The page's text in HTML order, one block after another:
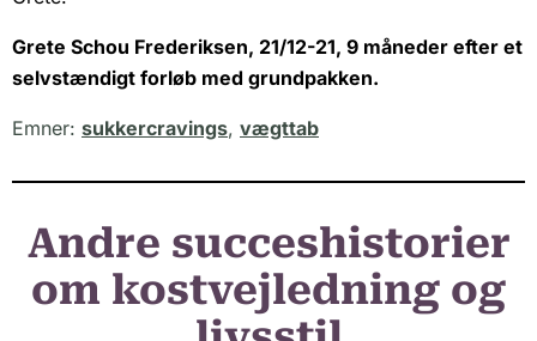
Grete Schou Frederiksen, 21/12-21, 9 måneder efter et
selvstændigt forløb med grundpakken.
Emner: sukkercravings, vægttab
Andre succeshistorier
om kostvejledning og